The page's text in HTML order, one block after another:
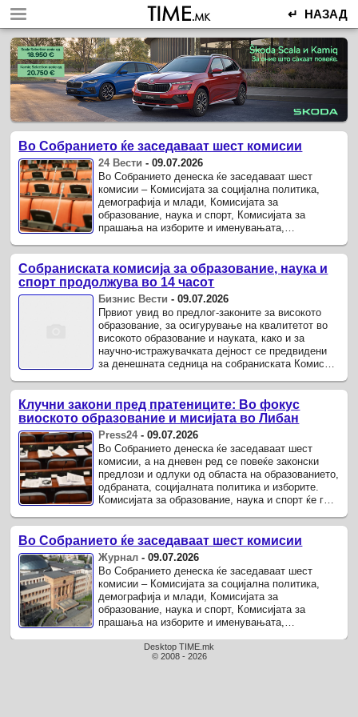
↵ НАЗАД
Во Собранието ќе заседаваат шест комисии
24 Вести -09.07.2026
Во Собранието денеска ќе заседаваат шест
комисии – Комисијата за социјална политика,
демографија и млади, Комисијата за
образование, наука и спорт, Комисијата за
прашања на изборите и именувањата,
за политички систем и односи меѓу ...
Собраниската комисија за образование, наука и
спорт продолжува во 14 часот
Бизнис Вести -09.07.2026
Првиот увид во предлог-законите за високото
образование, за осигурување на квалитетот во
високото образование и науката, како и за
научно-истражувачката дејност се предвидени
за денешната седница на собраниската Комисија
Клучни закони пред пратениците: Во фокус
виоското образование и мисијата во Либан
Press24-09.07.2026
Во Собранието денеска ќе заседаваат шест
комисии, а на дневен ред се повеќе законски
предлози и одлуки од областа на образованието,
одбраната, социјалната политика и изборите.
Комисијата за образование, наука и спорт ќе ги
образование, ...
Во Собранието ќе заседаваат шест комисии
Журнал -09.07.2026
Во Собранието денеска ќе заседаваат шест
комисии – Комисијата за социјална политика,
демографија и млади, Комисијата за
образование, наука и спорт, Комисијата за
прашања на изборите и именувањата,
за политички систем и односи меѓу ...
Desktop TIME.mk
© 2008 - 2026